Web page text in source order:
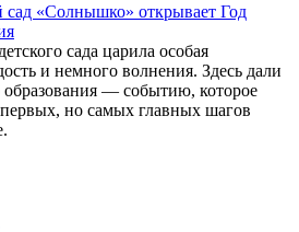
сад «Солнышко» открывает Год
сада царила особая
и немного волнения. Здесь дали
образования — событию, которое
но самых главных шагов